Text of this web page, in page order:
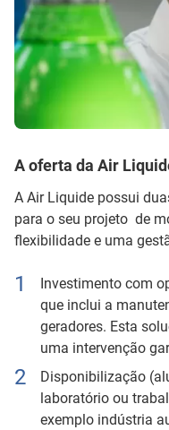
A oferta da Air
A Air Liquide possui
para o seu projeto de
flexibilidade e uma
Investimento com
que inclui a
geradores. Esta
uma intervenção
Disponibilização
laboratório ou
exemplo indústria